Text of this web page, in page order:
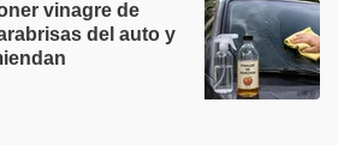
vinagre de
del auto y